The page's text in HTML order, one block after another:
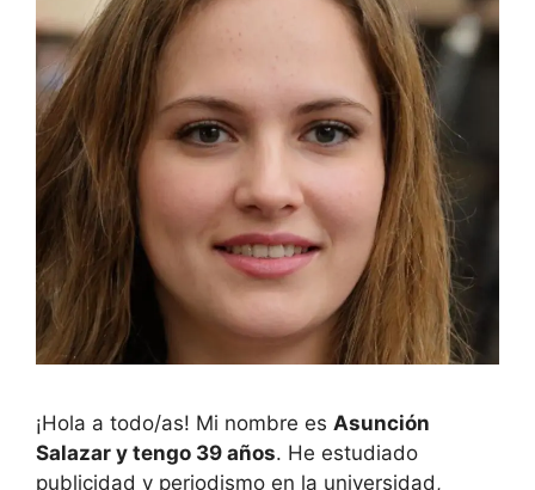
¡Hola a todo/as! Mi nombre es Asunción
Salazar y tengo 39 años. He estudiado
publicidad y periodismo en la universidad,